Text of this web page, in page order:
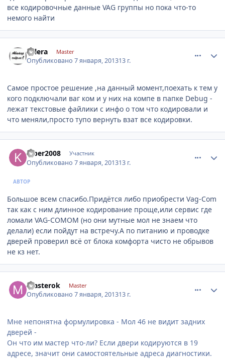
все кодировочные данные VAG группы но пока что-то
немого найти
valera Master
Опубликовано7 января, 201313 г.
Самое простое решение ,на данный момент,поехать к тем у
кого подключали ваг ком и у них на компе в папке Debug -
лежат текстовые файлики с инфо о том что кодировали и
что меняли,просто тупо вернуть взат все кодировки.
kiber2008 Участник
Опубликовано7 января, 201313 г.
АВТОР
Большое всем спасибо.Придётся либо приобрести Vag-Com
так как с ним длинное кодирование проще,или сервис где
ломали VAG-COMOM (но они мутные мол не знаем что
делали) если пойдут на встречу.А по питанию и проводке
дверей проверил всё от блока комфорта чисто не обрывов
не кз нет.
masterok Master
Опубликовано7 января, 201313 г.
Мне непонятна формулировка - Мол 46 не видит задних
дверей -
Он что им мастер что-ли? Если двери кодируются в 19
адресе, значит они самостоятельные адреса диагностики.